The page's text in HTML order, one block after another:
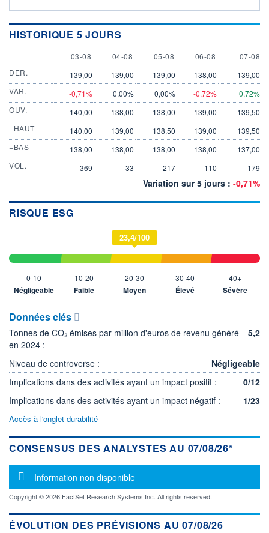
HISTORIQUE 5 JOURS
3 AUGUST
03-08 4 AUGUST
04-08 5 AUGUST
05-08 6 AUGUST
06-08 7
07-08
DER.
139,00 139,00 139,00 138,00
139,00
VAR.
-0,71% 0,00% 0,00% -0,72%
+0,72%
OUV.
140,00 138,00 138,00 139,00
139,50
+HAUT
140,00 139,00 138,50 139,00
139,50
+BAS
138,00 138,00 138,00 138,00
137,00
VOL.
369 33 217 110 179
Variation sur 5 jours : -0,71%
RISQUE ESG
0-10
Négligeable
10-20
Faible
23,4/100
20-30
Moyen
30-40
Élevé
40+
Sévère
Données clés
Tonnes de CO₂ émises par million d'euros de revenu généré
en 2024 :
5,2
Niveau de controverse :
Négligeable
Implications dans des activités ayant un impact positif :
0/12
Implications dans des activités ayant un impact négatif :
1/23
Accès à l'onglet durabilité
CONSENSUS DES ANALYSTES AU 07/08/26*
Message d'information
Information non disponible
Copyright © 2026 FactSet Research Systems Inc. All rights reserved.
ÉVOLUTION DES PRÉVISIONS AU 07/08/26